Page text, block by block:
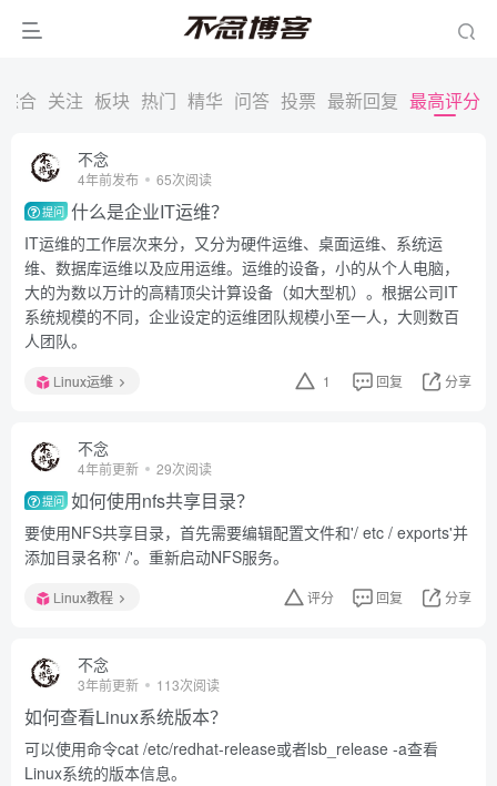
综合 关注 板块 热门 精华 问答 投票 最新回复 最高评分
不念
4年前发布 65次阅读
提问 什么是企业IT运维？
IT运维的工作层次来分，又分为硬件运维、桌面运维、系统运
维、数据库运维以及应用运维。运维的设备，小的从个人电脑，
大的为数以万计的高精顶尖计算设备（如大型机）。根据公司IT
系统规模的不同，企业设定的运维团队规模小至一人，大则数百
人团队。
Linux运维 1 回复 分享
不念
4年前更新 29次阅读
提问 如何使用nfs共享目录？
要使用NFS共享目录，首先需要编辑配置文件和'/ etc / exports'并
添加目录名称' /'。重新启动NFS服务。
Linux教程 评分 回复 分享
不念
3年前更新 113次阅读
如何查看Linux系统版本？
可以使用命令cat /etc/redhat-release或者lsb_release -a查看
Linux系统的版本信息。